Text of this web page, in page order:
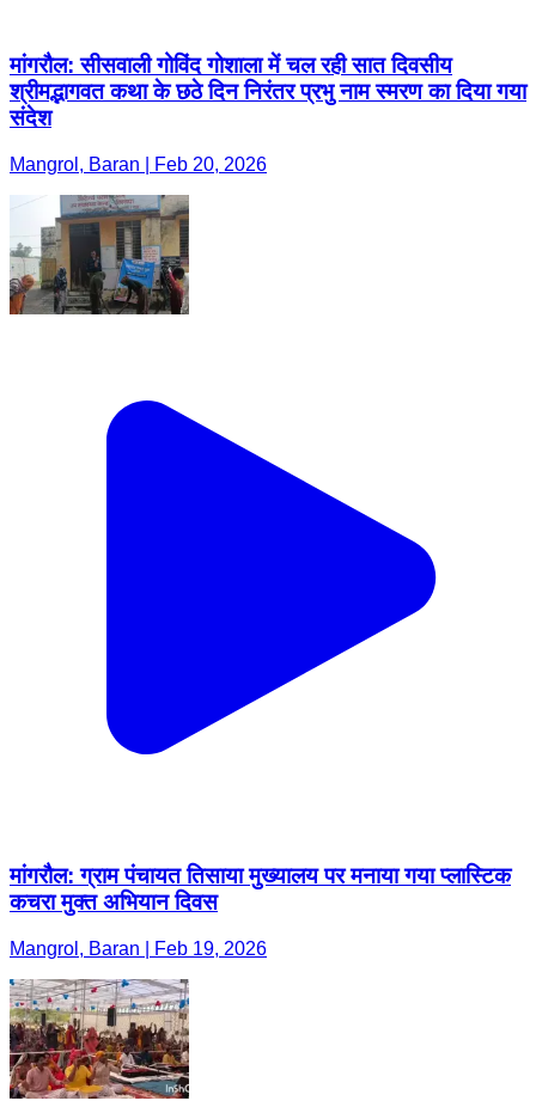
मांगरौल: सीसवाली गोविंद गोशाला में चल रही सात दिवसीय
श्रीमद्भागवत कथा के छठे दिन निरंतर प्रभु नाम स्मरण का दिया गया
संदेश
Mangrol, Baran | Feb 20, 2026
मांगरौल: ग्राम पंचायत तिसाया मुख्यालय पर मनाया गया प्लास्टिक
कचरा मुक्त अभियान दिवस
Mangrol, Baran | Feb 19, 2026